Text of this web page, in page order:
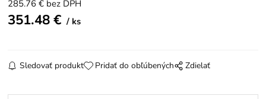
285.76 € bez DPH
351.48€ ks
Sledovať produkt Pridať do obľúbených Zdielať